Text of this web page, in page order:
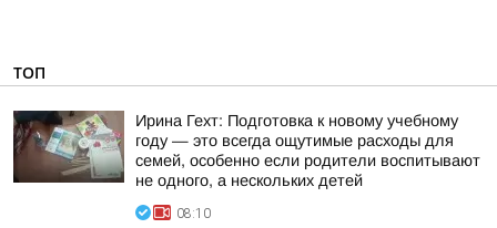
ТОП
Ирина Гехт: Подготовка к новому учебному
году — это всегда ощутимые расходы для
семей, особенно если родители воспитывают
не одного, а нескольких детей
08:10